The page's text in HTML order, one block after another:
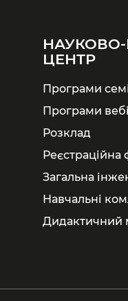
ЦЕНТР
Програми
Програми
Розклад
Реєстраційна
Загальна
Навчальні
Дидактичний